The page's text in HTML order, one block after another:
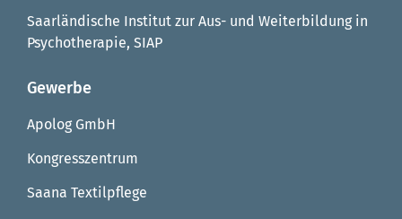
Saarländische Institut zur Aus- und Weiterbildung in
Psychotherapie, SIAP
Gewerbe
Apolog GmbH
Kongresszentrum
Saana Textilpflege